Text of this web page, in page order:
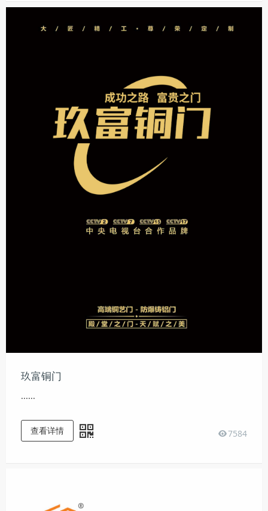
玖富铜门
......
7584
查看详情